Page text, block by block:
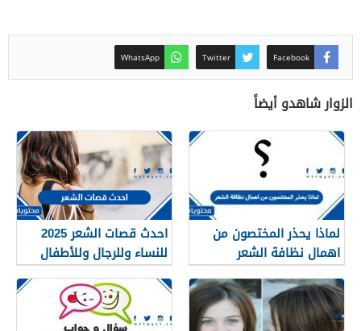
Facebook
Twitter
WhatsApp
الزوار شاهدو أيضاً
لماذا يحذر المختصون من
اهمال نظافة الشعر
احدث قصات الشعر 2025
للنساء وللرجال وللأطفال